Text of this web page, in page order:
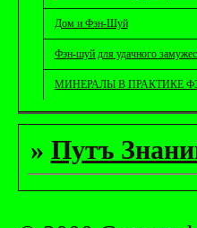
Дом и Фэн-Шуй
Фэн-шуй для удачного
МИНЕРАЛЫ В ПРАКТИКЕ
» Путъ